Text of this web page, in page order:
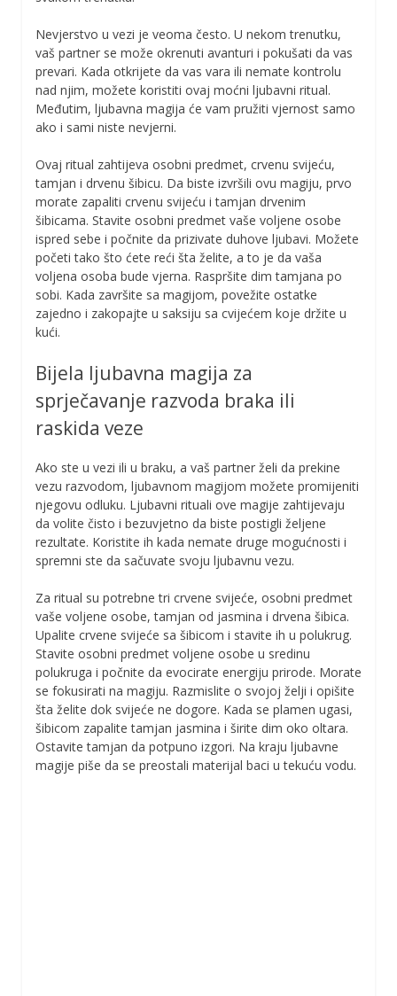
Nevjerstvo u vezi je veoma često. U nekom trenutku,
vaš partner se može okrenuti avanturi i pokušati da vas
prevari. Kada otkrijete da vas vara ili nemate kontrolu
nad njim, možete koristiti ovaj moćni ljubavni ritual.
Međutim, ljubavna magija će vam pružiti vjernost samo
ako i sami niste nevjerni.
Ovaj ritual zahtijeva osobni predmet, crvenu svijeću,
tamjan i drvenu šibicu. Da biste izvršili ovu magiju, prvo
morate zapaliti crvenu svijeću i tamjan drvenim
šibicama. Stavite osobni predmet vaše voljene osobe
ispred sebe i počnite da prizivate duhove ljubavi. Možete
početi tako što ćete reći šta želite, a to je da vaša
voljena osoba bude vjerna. Raspršite dim tamjana po
sobi. Kada završite sa magijom, povežite ostatke
zajedno i zakopajte u saksiju sa cvijećem koje držite u
kući.
Bijela ljubavna magija za
sprječavanje razvoda braka ili
raskida veze
Ako ste u vezi ili u braku, a vaš partner želi da prekine
vezu razvodom, ljubavnom magijom možete promijeniti
njegovu odluku. Ljubavni rituali ove magije zahtijevaju
da volite čisto i bezuvjetno da biste postigli željene
rezultate. Koristite ih kada nemate druge mogućnosti i
spremni ste da sačuvate svoju ljubavnu vezu.
Za ritual su potrebne tri crvene svijeće, osobni predmet
vaše voljene osobe, tamjan od jasmina i drvena šibica.
Upalite crvene svijeće sa šibicom i stavite ih u polukrug.
Stavite osobni predmet voljene osobe u sredinu
polukruga i počnite da evocirate energiju prirode. Morate
se fokusirati na magiju. Razmislite o svojoj želji i opišite
šta želite dok svijeće ne dogore. Kada se plamen ugasi,
šibicom zapalite tamjan jasmina i širite dim oko oltara.
Ostavite tamjan da potpuno izgori. Na kraju ljubavne
magije piše da se preostali materijal baci u tekuću vodu.